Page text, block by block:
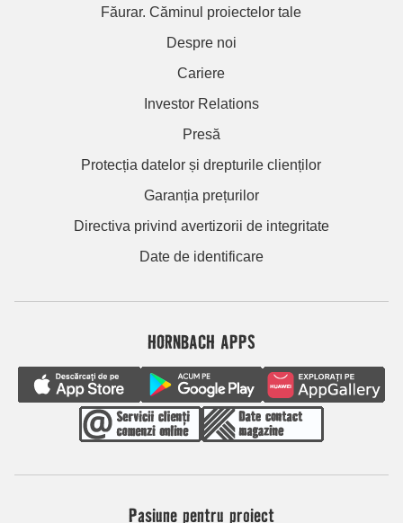
Făurar. Căminul proiectelor tale
Despre noi
Cariere
Investor Relations
Presă
Protecția datelor și drepturile clienților
Garanția prețurilor
Directiva privind avertizorii de integritate
Date de identificare
HORNBACH APPS
Pasiune pentru proiect